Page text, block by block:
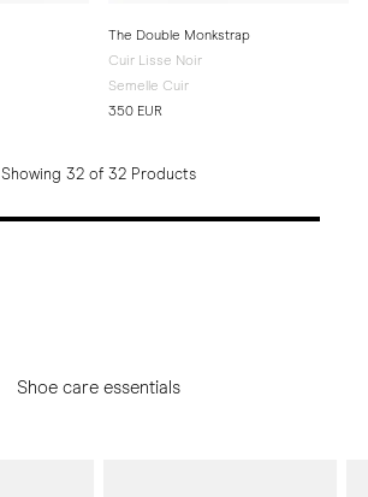
The Double Monkstrap
Cuir Lisse Noir
Semelle Cuir
350 EUR
Showing 32 of 32 Products
Shoe care essentials